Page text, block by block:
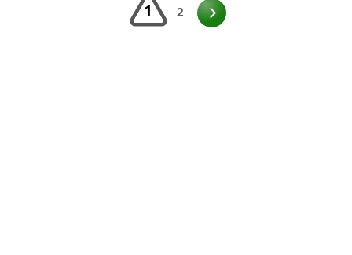
1 2